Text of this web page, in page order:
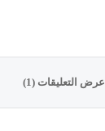
عرض التعليقات (1)